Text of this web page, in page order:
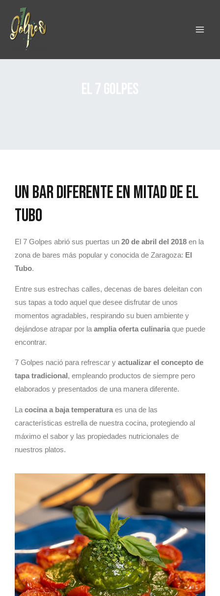
contenido
Un bar diferente en mitad de El
Tubo
El 7 Golpes abrió sus puertas un 20 de abril del 2018 en la
zona de bares más popular y conocida de Zaragoza: El
Tubo.
Entre sus estrechas calles, decenas de bares deleitan con
sus tapas a todo aquel que desee disfrutar de unos
momentos agradables, respirando su buen ambiente y
dejándose atrapar por la amplia oferta culinaria que puede
encontrar.
7 Golpes nació para refrescar y actualizar el concepto de
tapa tradicional , empleando productos de siempre pero
elaborados y presentados de una manera diferente.
La cocina a baja temperatura es una de las
características estrella de nuestra cocina, protegiendo al
máximo el sabor y las propiedades nutricionales de
nuestros platos.